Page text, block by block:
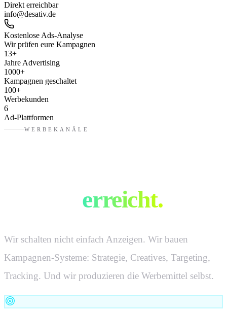
Direkt erreichbar
info@desativ.de
Kostenlose Ads-Analyse
Wir prüfen eure Kampagnen
13+
Jahre Advertising
1000+
Kampagnen geschaltet
100+
Werbekunden
6
Ad-Plattformen
WERBEKANÄLE
erreicht.
Wir schalten nicht einfach Anzeigen. Wir bauen
Kampagnen-Systeme: Strategie, Creatives, Targeting,
Tracking. Und wir produzieren die Werbemittel selbst.